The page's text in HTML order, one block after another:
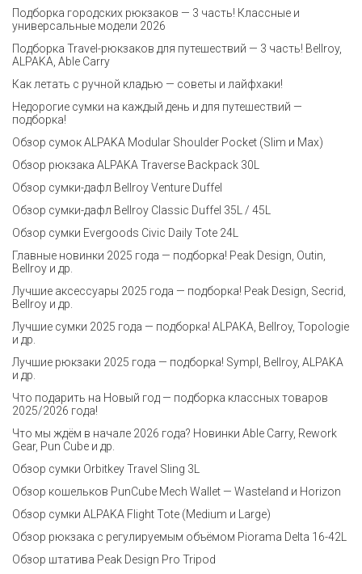
Подборка городских рюкзаков — 3 часть! Классные и
универсальные модели 2026
Подборка Travel-рюкзаков для путешествий — 3 часть! Bellroy,
ALPAKA, Able Carry
Как летать с ручной кладью — советы и лайфхаки!
Недорогие сумки на каждый день и для путешествий —
подборка!
Обзор сумок ALPAKA Modular Shoulder Pocket (Slim и Max)
Обзор рюкзака ALPAKA Traverse Backpack 30L
Обзор сумки-дафл Bellroy Venture Duffel
Обзор сумки-дафл Bellroy Classic Duffel 35L / 45L
Обзор сумки Evergoods Civic Daily Tote 24L
Главные новинки 2025 года — подборка! Peak Design, Outin,
Bellroy и др.
Лучшие аксессуары 2025 года — подборка! Peak Design, Secrid,
Bellroy и др.
Лучшие сумки 2025 года — подборка! ALPAKA, Bellroy, Topologie
и др.
Лучшие рюкзаки 2025 года — подборка! Sympl, Bellroy, ALPAKA
и др.
Что подарить на Новый год — подборка классных товаров
2025/2026 года!
Что мы ждём в начале 2026 года? Новинки Able Carry, Rework
Gear, Pun Cube и др.
Обзор сумки Orbitkey Travel Sling 3L
Обзор кошельков PunCube Mech Wallet — Wasteland и Horizon
Обзор сумки ALPAKA Flight Tote (Medium и Large)
Обзор рюкзака с регулируемым объёмом Piorama Delta 16-42L
Обзор штатива Peak Design Pro Tripod